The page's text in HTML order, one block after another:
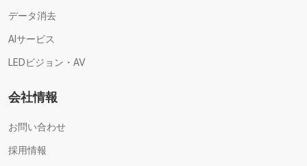
データ消去
AIサービス
LEDビジョン・AV
会社情報
お問い合わせ
採用情報